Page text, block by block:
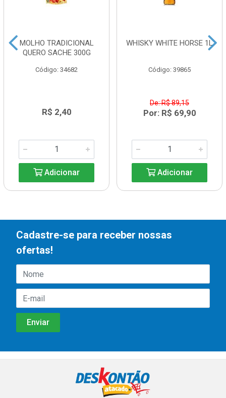
MOLHO TRADICIONAL
QUERO SACHE 300G
Código: 34682
R$ 2,40
Adicionar
WHISKY WHITE HORSE 1L
Código: 39865
De: R$ 89,15
Por: R$ 69,90
Adicionar
Cadastre-se para receber nossas
ofertas!